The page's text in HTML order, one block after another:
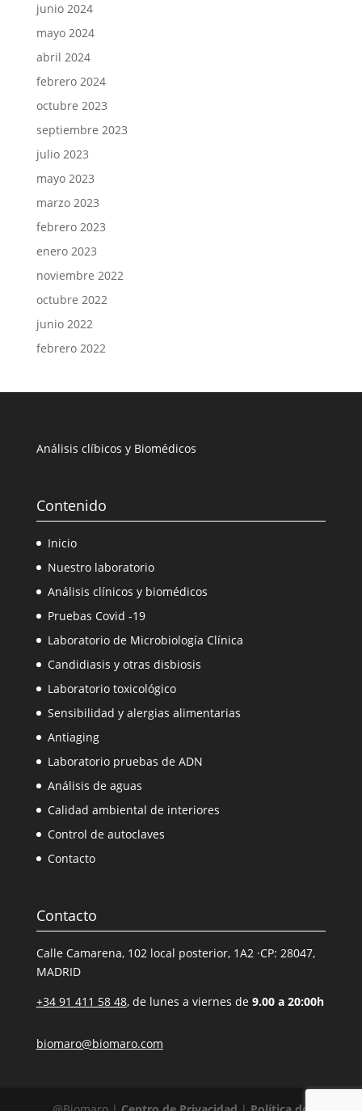
junio 2024
mayo 2024
abril 2024
febrero 2024
octubre 2023
septiembre 2023
julio 2023
mayo 2023
marzo 2023
febrero 2023
enero 2023
noviembre 2022
octubre 2022
junio 2022
febrero 2022
Análisis clíbicos y Biomédicos
Contenido
Inicio
Nuestro laboratorio
Análisis clínicos y biomédicos
Pruebas Covid -19
Laboratorio de Microbiología Clínica
Candidiasis y otras disbiosis
Laboratorio toxicológico
Sensibilidad y alergias alimentarias
Antiaging
Laboratorio pruebas de ADN
Análisis de aguas
Calidad ambiental de interiores
Control de autoclaves
Contacto
Contacto
Calle Camarena, 102 local posterior, 1A2 ·CP: 28047,
MADRID
+34 91 411 58 48, de lunes a viernes de 9.00 a 20:00h
biomaro@biomaro.com